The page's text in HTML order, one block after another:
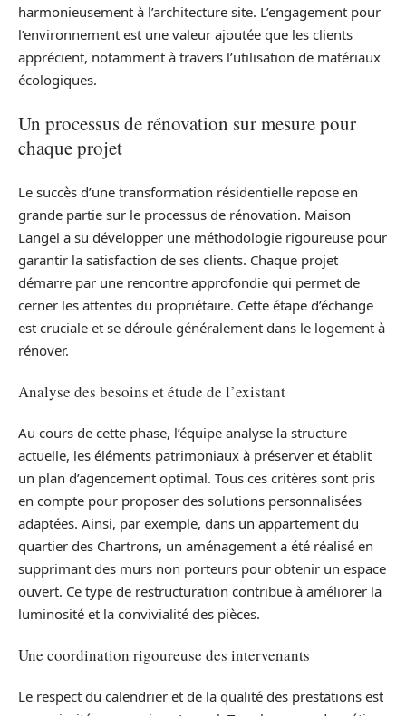
harmonieusement à l’architecture site. L’engagement pour
l’environnement est une valeur ajoutée que les clients
apprécient, notamment à travers l’utilisation de matériaux
écologiques.
Un processus de rénovation sur mesure pour
chaque projet
Le succès d’une transformation résidentielle repose en
grande partie sur le processus de rénovation. Maison
Langel a su développer une méthodologie rigoureuse pour
garantir la satisfaction de ses clients. Chaque projet
démarre par une rencontre approfondie qui permet de
cerner les attentes du propriétaire. Cette étape d’échange
est cruciale et se déroule généralement dans le logement à
rénover.
Analyse des besoins et étude de l’existant
Au cours de cette phase, l’équipe analyse la structure
actuelle, les éléments patrimoniaux à préserver et établit
un plan d’agencement optimal. Tous ces critères sont pris
en compte pour proposer des solutions personnalisées
adaptées. Ainsi, par exemple, dans un appartement du
quartier des Chartrons, un aménagement a été réalisé en
supprimant des murs non porteurs pour obtenir un espace
ouvert. Ce type de restructuration contribue à améliorer la
luminosité et la convivialité des pièces.
Une coordination rigoureuse des intervenants
Le respect du calendrier et de la qualité des prestations est